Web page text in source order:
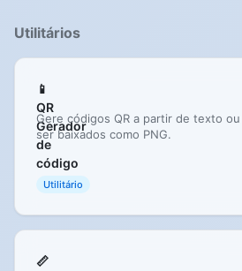
Utilitários
📱
QR
Gerador
de
código
Gere códigos QR a partir de texto
ser baixados como PNG.
Utilitário
📏